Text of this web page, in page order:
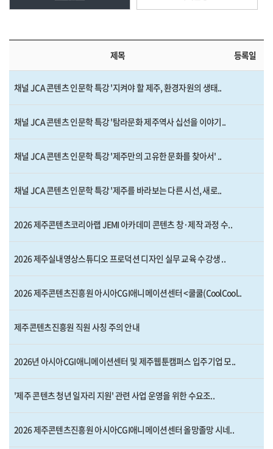
제목 등록일
채널 JCA 콘텐츠 인문학 특강 '지켜야 할 제주, 환경자원의 생태..
채널 JCA 콘텐츠 인문학 특강 '탐라문화 제주역사 십선을 이야기..
채널 JCA 콘텐츠 인문학 특강 '제주만의 고유한 문화를 찾아서' ..
채널 JCA 콘텐츠 인문학 특강 '제주를 바라보는 다른 시선, 새로..
2026 제주콘텐츠코리아랩 JEMI 아카데미 콘텐츠 창·제작 과정 수..
2026 제주실내영상스튜디오 프로덕션 디자인 실무 교육 수강생 ..
2026 제주콘텐츠진흥원 아시아CGI애니메이션센터 <쿨쿨(CoolCool..
제주콘텐츠진흥원 직원 사칭 주의 안내
2026년 아시아CGI애니메이션센터 및 제주웹툰캠퍼스 입주기업 모..
'제주 콘텐츠 청년 일자리 지원' 관련 사업 운영을 위한 수요조..
2026 제주콘텐츠진흥원 아시아CGI애니메이션센터 올망졸망 시네..